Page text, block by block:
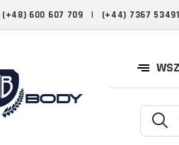
(+48) 600 607 709 | (+44) 7367